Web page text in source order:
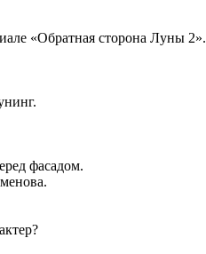
«Обратная сторона Луны 2».
фасадом.